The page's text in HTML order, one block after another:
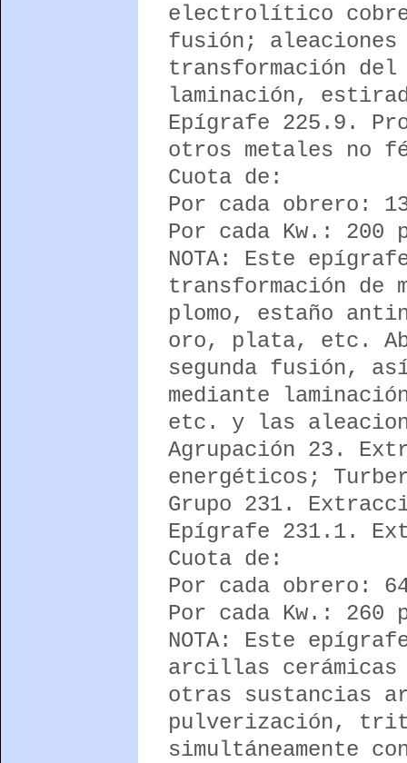
electrolítico cobre
fusión; aleaciones
transformación del
laminación,
Epígrafe 225.9.
otros metales no
Cuota de:
Por cada obrero:
Por cada Kw.: 200
NOTA: Este
transformación de
plomo, estaño
oro, plata, etc.
segunda fusión,
mediante
etc. y las
Agrupación 23.
energéticos;
Grupo 231.
Epígrafe 231.1.
Cuota de:
Por cada obrero:
Por cada Kw.: 260
NOTA: Este
arcillas
otras sustancias
pulverización,
simultáneamente